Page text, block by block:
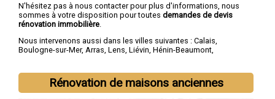
N'hésitez pas à nous contacter pour plus d'informations, nous
sommes à votre disposition pour toutes demandes de devis
rénovation immobilière
Nous intervenons aussi dans les villes suivantes : Calais,
Boulogne-sur-Mer, Arras, Lens, Liévin, Hénin-Beaumont,
Rénovation de maisons anciennes